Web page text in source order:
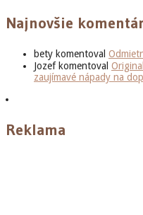
Najnovšie
bety komentoval
Jozefkomentoval
zaujímavé nápady na
Reklama